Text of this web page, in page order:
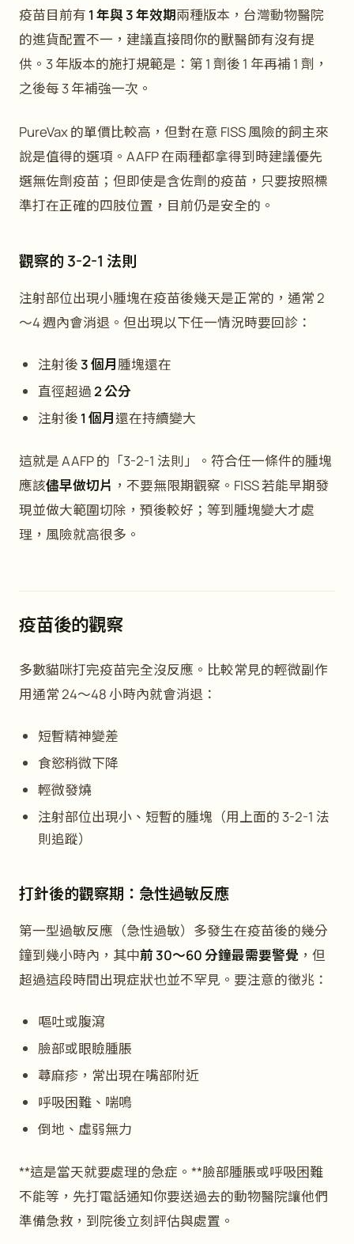
疫苗目前有 1 年與 3 年效期兩種版本，台灣動物醫院
的進貨配置不一，建議直接問你的獸醫師有沒有提
供。3 年版本的施打規範是：第 1 劑後 1 年再補 1 劑，
之後每 3 年補強一次。
PureVax 的單價比較高，但對在意 FISS 風險的飼主來
說是值得的選項。AAFP 在兩種都拿得到時建議優先
選無佐劑疫苗；但即使是含佐劑的疫苗，只要按照標
準打在正確的四肢位置，目前仍是安全的。
觀察的 3-2-1 法則
注射部位出現小腫塊在疫苗後幾天是正常的，通常 2
～4 週內會消退。但出現以下任一情況時要回診：
注射後3 個月腫塊還在
直徑超過2 公分
注射後 1 個月還在持續變大
這就是 AAFP 的「3-2-1 法則」。符合任一條件的腫塊
應該儘早做切片 ，不要無限期觀察。FISS 若能早期發
現並做大範圍切除，預後較好；等到腫塊變大才處
理，風險就高很多。
疫苗後的觀察
多數貓咪打完疫苗完全沒反應。比較常見的輕微副作
用通常 24～48 小時內就會消退：
短暫精神變差
食慾稍微下降
輕微發燒
注射部位出現小、短暫的腫塊（用上面的 3-2-1 法
則追蹤）
打針後的觀察期：急性過敏反應
第一型過敏反應（急性過敏）多發生在疫苗後的幾分
鐘到幾小時內，其中前 30～60 分鐘最需要警覺 ，但
超過這段時間出現症狀也並不罕見。要注意的徵兆：
嘔吐或腹瀉
臉部或眼瞼腫脹
蕁麻疹，常出現在嘴部附近
呼吸困難、喘鳴
倒地、虛弱無力
**這是當天就要處理的急症。**臉部腫脹或呼吸困難
不能等，先打電話通知你要送過去的動物醫院讓他們
準備急救，到院後立刻評估與處置。